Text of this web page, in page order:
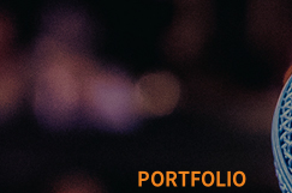
PORTFOLIO